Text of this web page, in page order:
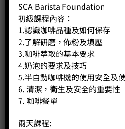
SCA Barista Foundation
初級課程內容：
1.認識咖啡品種及如何保存
2.了解研磨，佈粉及填壓
3.咖啡萃取的基本要求
4.奶泡的要求及技巧
5.半自動咖啡機的使用安全及
6. 清潔，衛生及安全的重要性
7. 咖啡餐單
兩天課程: